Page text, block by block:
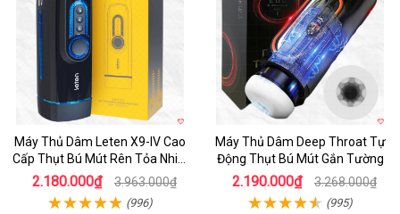
Máy Thủ Dâm Leten X9-IV Cao
Cấp Thụt Bú Mút Rên Tỏa Nhiệt
Sạc Pin
2.180.000₫ 3.963.000₫
(996)
Máy Thủ Dâm Deep Throat Tự
Động Thụt Bú Mút Gắn Tường
2.190.000₫ 3.268.000₫
(995)